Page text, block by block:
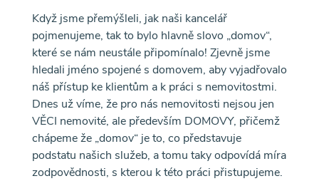
Když jsme přemýšleli, jak naši kancelář
pojmenujeme, tak to bylo hlavně slovo „domov“,
které se nám neustále připomínalo! Zjevně jsme
hledali jméno spojené s domovem, aby vyjadřovalo
náš přístup ke klientům a k práci s nemovitostmi.
Dnes už víme, že pro nás nemovitosti nejsou jen
VĚCI nemovité, ale především DOMOVY, přičemž
chápeme že „domov“ je to, co představuje
podstatu našich služeb, a tomu taky odpovídá míra
zodpovědnosti, s kterou k této práci přistupujeme.